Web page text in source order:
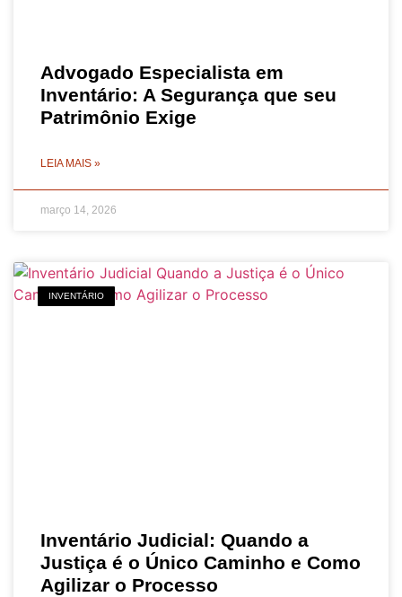
Advogado Especialista em
Inventário: A Segurança que seu
Patrimônio Exige
LEIA MAIS »
março 14, 2026
INVENTÁRIO
Inventário Judicial: Quando a
Justiça é o Único Caminho e Como
Agilizar o Processo